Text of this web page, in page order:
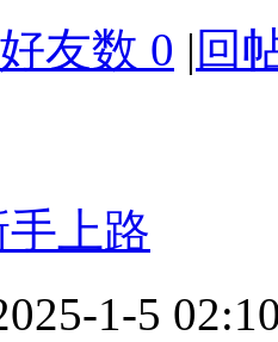
好友数 0 | 回
手上路
1-5